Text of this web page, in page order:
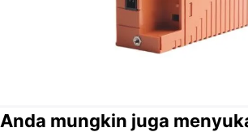
Anda mungkin juga